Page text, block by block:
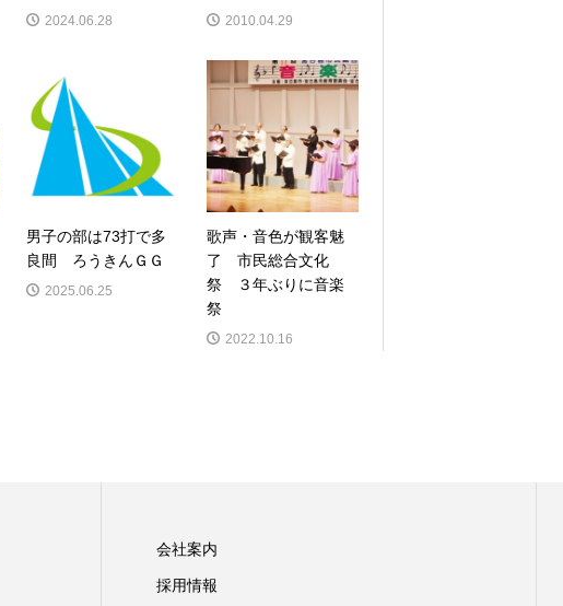
2024.06.28 2010.04.29
男子の部は73打で多
良間 ろうきんＧＧ
2025.06.25
歌声・音色が観客魅
了 市民総合文化
祭 ３年ぶりに音楽
祭
2022.10.16
会社案内
採用情報